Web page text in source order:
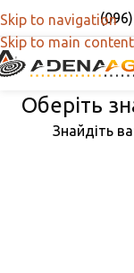
Skip to navigation
Skip to main content
Оберіть
Знайдіть